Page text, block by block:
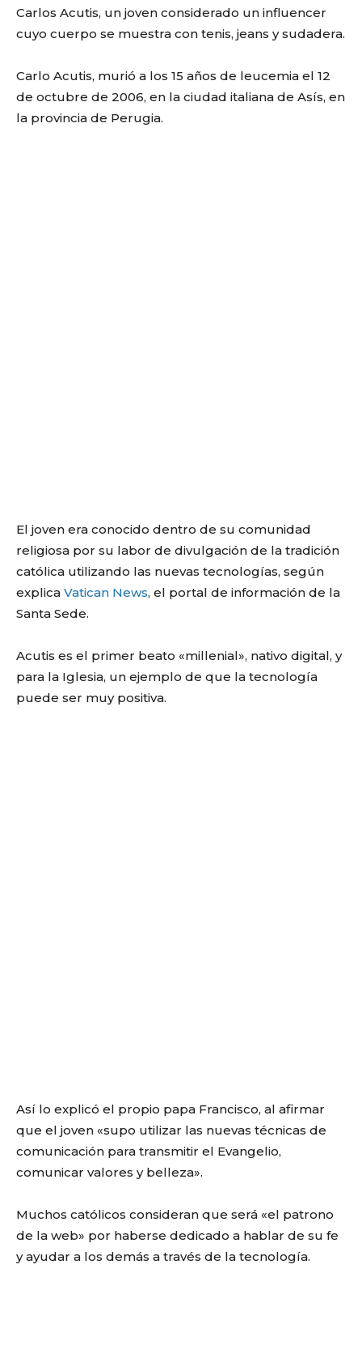
Carlos Acutis, un joven considerado un influencer
cuyo cuerpo se muestra con tenis, jeans y sudadera.
Carlo Acutis, murió a los 15 años de leucemia el 12
de octubre de 2006, en la ciudad italiana de Asís, en
la provincia de Perugia.
El joven era conocido dentro de su comunidad
religiosa por su labor de divulgación de la tradición
católica utilizando las nuevas tecnologías, según
explica Vatican News, el portal de información de la
Santa Sede.
Acutis es el primer beato «millenial», nativo digital, y
para la Iglesia, un ejemplo de que la tecnología
puede ser muy positiva.
Así lo explicó el propio papa Francisco, al afirmar
que el joven «supo utilizar las nuevas técnicas de
comunicación para transmitir el Evangelio,
comunicar valores y belleza».
Muchos católicos consideran que será «el patrono
de la web» por haberse dedicado a hablar de su fe
y ayudar a los demás a través de la tecnología.